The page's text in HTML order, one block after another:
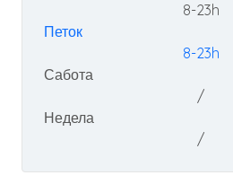
8-23h
Петок
8-23h
Сабота
/
Недела
/